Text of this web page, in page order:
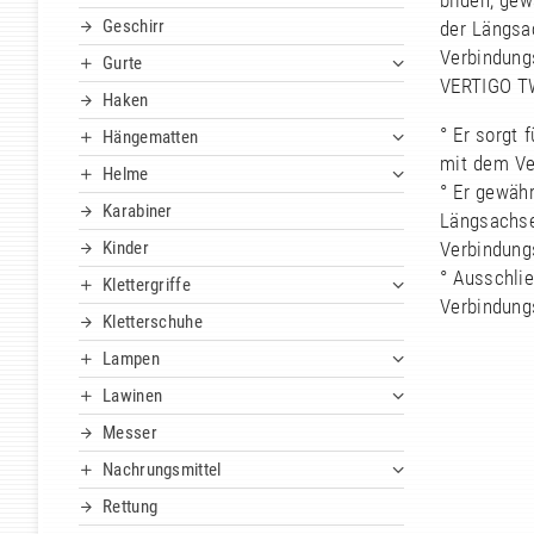
Geschirr
Gurte
Haken
Hängematten
Helme
Karabiner
Kinder
Klettergriffe
Kletterschuhe
Lampen
Lawinen
Messer
Nachrungsmittel
Rettung
der
VERTIGO
° Er sorgt
mit dem
° Er
°